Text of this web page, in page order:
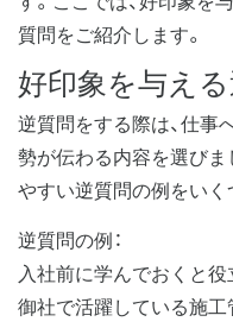
質問をご紹介します。
好印象を与え
逆質問をする際は、仕事
勢が伝わる内容を選び
やすい逆質問の例をいく
逆質問の例：
入社前に学んでおくと
御社で活躍している施